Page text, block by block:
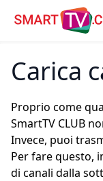
SmartTV Club
Carica
Proprio come
SmartTV CLUB
Invece, puoi
Per fare questo,
di canali dalla